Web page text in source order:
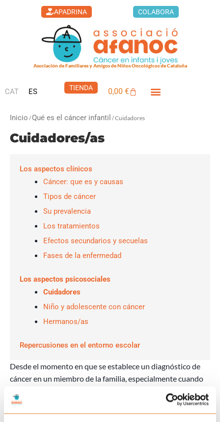
APADRINA COLABORA
Asociación de Familiares y Amigos de Niños Oncológicos de Cataluña
CAT ES TIENDA 0,00€Carrito
Inicio /Qué es el cáncer infantil / Cuidadores
Cuidadores/as
Los aspectos clínicos
Cáncer: que es y causas
Tipos de cáncer
Su prevalencia
Los tratamientos
Efectos secundarios y secuelas
Fases de la enfermedad
Los aspectos psicosociales
Cuidadores
Niño y adolescente con cáncer
Hermanos/as
Repercusiones en el entorno escolar
Desde el momento en que se establece un diagnóstico de
cáncer en un miembro de la familia, especialmente cuando
el afectado es un niño o adolescente, se genera un fuerte
impacto, tanto a nivel psicoemocional y cognitivo, como
social, entre otros, pueden surgir sentimientos de